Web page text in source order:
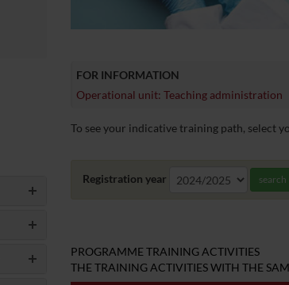
FOR INFORMATION
Operational unit: Teaching administration
To see your indicative training path, select
Registration year search
PROGRAMME TRAINING ACTIVITIES
THE TRAINING ACTIVITIES WITH THE